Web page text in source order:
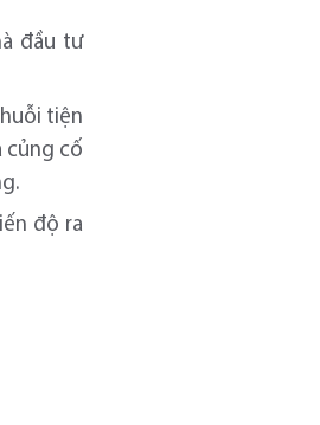
đầu tư
tiện
củng cố
độ ra